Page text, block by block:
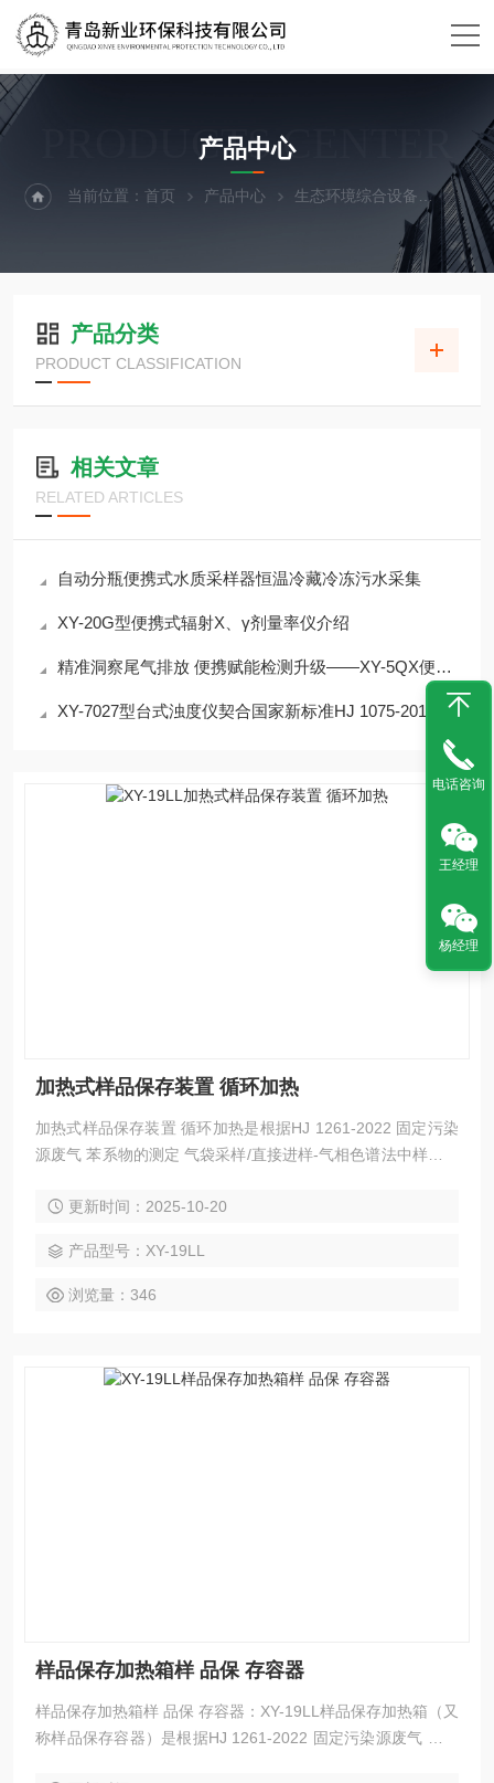
PRODUCTS CENTER
产品中心
当前位置：首页 产品中心 生态环境综合设备 样品
产品分类
PRODUCT CLASSIFICATION
相关文章
RELATED ARTICLES
自动分瓶便携式水质采样器恒温冷藏冷冻污水采集
XY-20G型便携式辐射X、γ剂量率仪介绍
精准洞察尾气排放 便携赋能检测升级——XY-5QX便携式尾气分析仪深度解析
XY-7027型台式浊度仪契合国家新标准HJ 1075-2019 介绍
加热式样品保存装置 循环加热
加热式样品保存装置 循环加热是根据HJ 1261-2022 固定污染
源废气 苯系物的测定 气袋采样/直接进样-气相色谱法中样品保
三方环境检测机构、高等院校、科研院所、环保疾控等部门。
更新时间：2025-10-20
产品型号：XY-19LL
浏览量：346
样品保存加热箱样 品保 存容器
样品保存加热箱样 品保 存容器：XY-19LL样品保存加热箱（又
称样品保存容器）是根据HJ 1261-2022 固定污染源废气 苯系
电话咨询
王经理
杨经理